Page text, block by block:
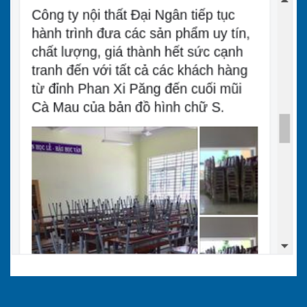
6
Ghế xếp inox
GX02
451.000 374.000
2.3 Bảng giá ghế cafe khung inox
Với thiết kế hiện đại và độ bền cao, ghế cafe
khung inox là lựa chọn phổ biến cho các quán
cafe, nhà hàng và khu vực ngoài trời.
Giá bán (VNĐ) Giá ưu đãi
1
Ghế xếp cafe
khung inox
vải GCF 117
264.000 176.000
Ghế xếp cafe
khung inox